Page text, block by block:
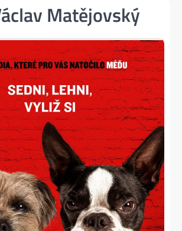
Matějovský